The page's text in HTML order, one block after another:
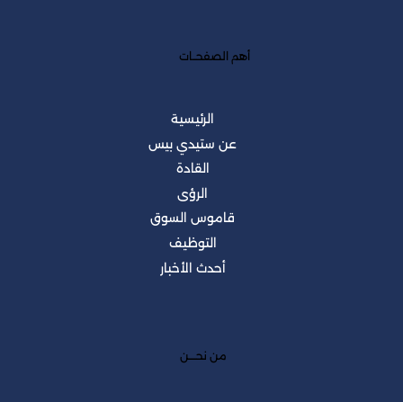
من نحــــن
أهم الصفحــات
الرئيسية
عن ستيدي بيس
القادة
الرؤى
قاموس السوق
التوظيف
أحدث الأخبار